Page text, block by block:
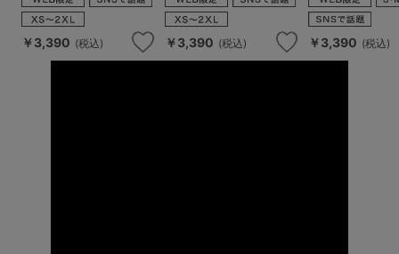
￥3,390 (税込) ￥3,390 (税込) ￥3,390 (税込)